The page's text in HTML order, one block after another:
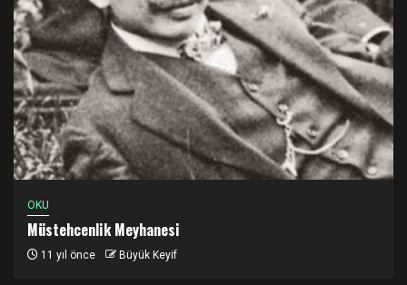
OKU
Müstehcenlik Meyhanesi
11 yıl önce Büyük Keyif